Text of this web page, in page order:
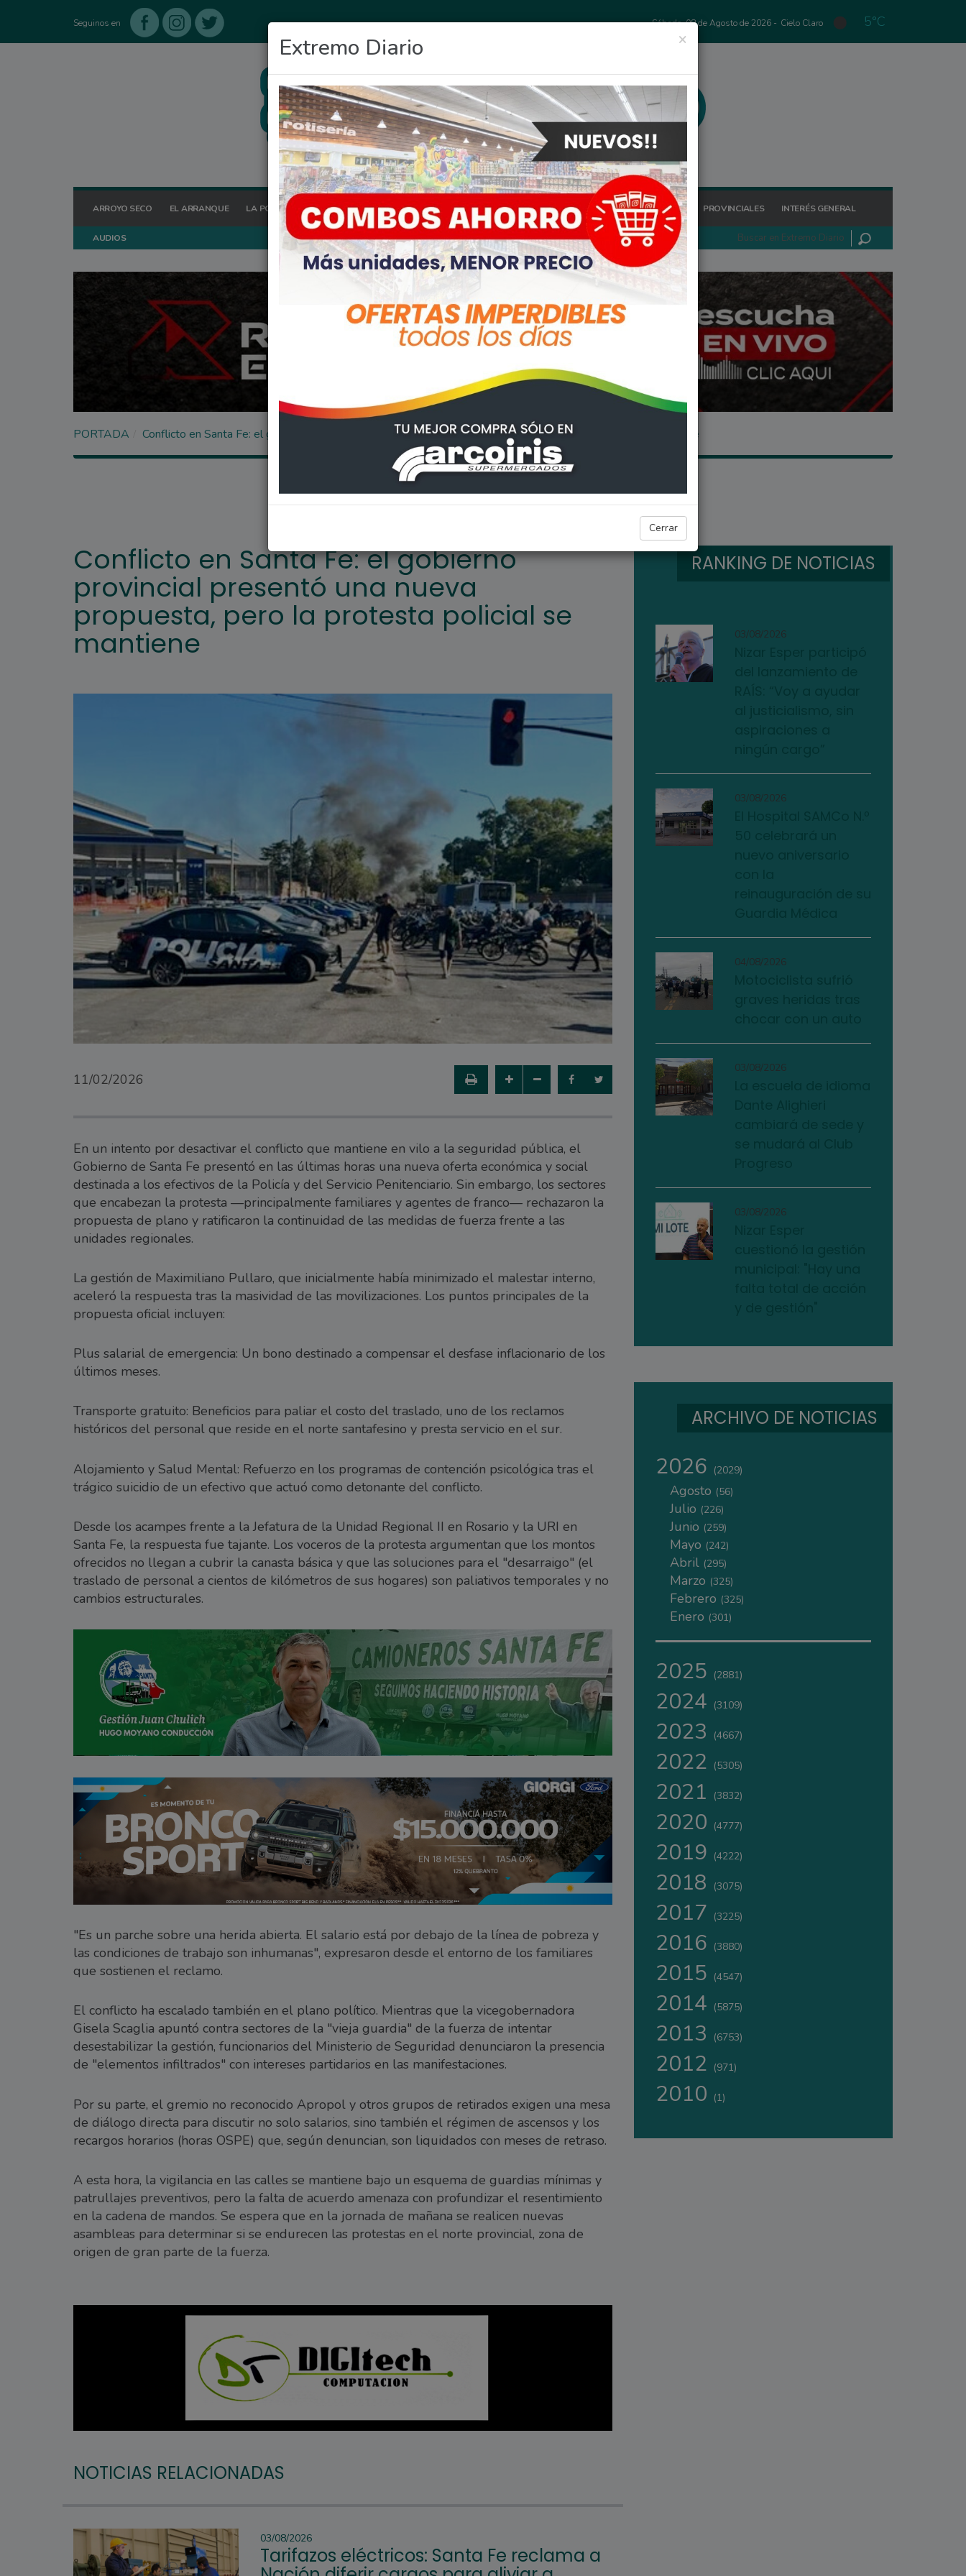
Seguinos en Sábado, 08 de Agosto de 2026 - Cielo Claro 5°C
ARROYO SECO EL ARRANQUE LA POSTA HOY OCIO DEPORTES FIGHIERA GENERAL LAGOS POLICIALES REGIONALES PROVINCIALES INTERÉS GENERAL
AUDIOS
×
Extremo Diario
Cerrar
PORTADA Conflicto en Santa Fe: el gobierno provincial presentó una nueva propuesta, pero la protesta policial se mantiene
PROVINCIALES
Conflicto en Santa Fe: el gobierno
provincial presentó una nueva
propuesta, pero la protesta policial se
mantiene
11/02/2026
En un intento por desactivar el conflicto que mantiene en vilo a la seguridad pública, el
Gobierno de Santa Fe presentó en las últimas horas una nueva oferta económica y social
destinada a los efectivos de la Policía y del Servicio Penitenciario. Sin embargo, los sectores
que encabezan la protesta —principalmente familiares y agentes de franco— rechazaron la
propuesta de plano y ratificaron la continuidad de las medidas de fuerza frente a las
unidades regionales.
La gestión de Maximiliano Pullaro, que inicialmente había minimizado el malestar interno,
aceleró la respuesta tras la masividad de las movilizaciones. Los puntos principales de la
propuesta oficial incluyen:
Plus salarial de emergencia: Un bono destinado a compensar el desfase inflacionario de los
últimos meses.
Transporte gratuito: Beneficios para paliar el costo del traslado, uno de los reclamos
históricos del personal que reside en el norte santafesino y presta servicio en el sur.
Alojamiento y Salud Mental: Refuerzo en los programas de contención psicológica tras el
trágico suicidio de un efectivo que actuó como detonante del conflicto.
Desde los acampes frente a la Jefatura de la Unidad Regional II en Rosario y la URI en
Santa Fe, la respuesta fue tajante. Los voceros de la protesta argumentan que los montos
ofrecidos no llegan a cubrir la canasta básica y que las soluciones para el "desarraigo" (el
traslado de personal a cientos de kilómetros de sus hogares) son paliativos temporales y no
cambios estructurales.
"Es un parche sobre una herida abierta. El salario está por debajo de la línea de pobreza y
las condiciones de trabajo son inhumanas", expresaron desde el entorno de los familiares
que sostienen el reclamo.
El conflicto ha escalado también en el plano político. Mientras que la vicegobernadora
Gisela Scaglia apuntó contra sectores de la "vieja guardia" de la fuerza de intentar
desestabilizar la gestión, funcionarios del Ministerio de Seguridad denunciaron la presencia
de "elementos infiltrados" con intereses partidarios en las manifestaciones.
Por su parte, el gremio no reconocido Apropol y otros grupos de retirados exigen una mesa
de diálogo directa para discutir no solo salarios, sino también el régimen de ascensos y los
recargos horarios (horas OSPE) que, según denuncian, son liquidados con meses de retraso.
A esta hora, la vigilancia en las calles se mantiene bajo un esquema de guardias mínimas y
patrullajes preventivos, pero la falta de acuerdo amenaza con profundizar el resentimiento
en la cadena de mandos. Se espera que en la jornada de mañana se realicen nuevas
asambleas para determinar si se endurecen las protestas en el norte provincial, zona de
origen de gran parte de la fuerza.
NOTICIAS RELACIONADAS
03/08/2026
Tarifazos eléctricos: Santa Fe reclama a
RANKING DE NOTICIAS
03/08/2026
03/08/2026
04/08/2026
03/08/2026
03/08/2026
ARCHIVO DE NOTICIAS
2026 (2029)
Agosto (56)
Julio (226)
Junio (259)
Mayo (242)
Abril (295)
Marzo (325)
Febrero (325)
Enero (301)
2025 (2881)
2024 (3109)
2023 (4667)
2022 (5305)
2021 (3832)
2020 (4777)
2019 (4222)
2018 (3075)
2017 (3225)
2016 (3880)
2015 (4547)
2014 (5875)
2013 (6753)
2012 (971)
2010 (1)